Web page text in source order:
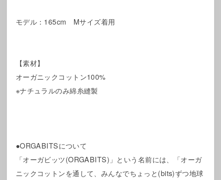
モデル：165cm Mサイズ着用
【素材】
オーガニックコットン100%
※ナチュラルのみ綿糸縫製
●ORGABITSについて
「オーガビッツ(ORGABITS)」という名前には、「オーガ
ニックコットンを通して、みんなでちょっと(bits)ずつ地球